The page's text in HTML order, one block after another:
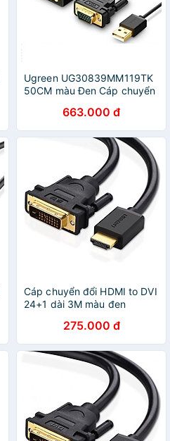
Ugreen UG30839MM119TK
50CM màu Đen Cáp chuyển
cấp - HÀNG CHÍNH HÃNG
663.000 đ
Cáp chuyển đổi HDMI to DVI
24+1 dài 3M màu đen
Hàng chính hãng
275.000 đ